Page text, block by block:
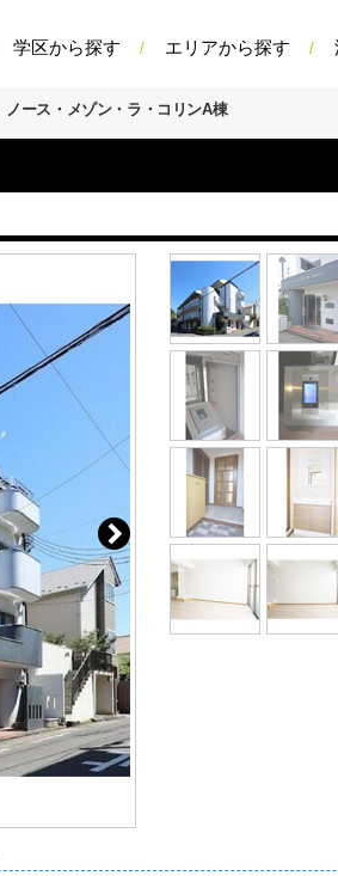
学区から探す エリアから探す
ノース・メゾン・ラ・コリンA棟